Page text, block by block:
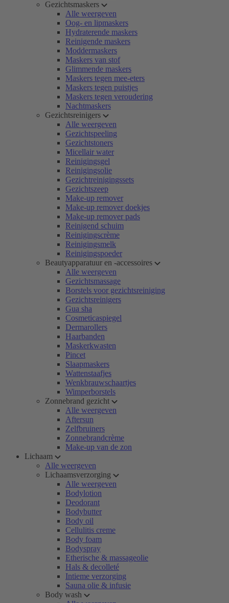
Gezichtsmaskers
Alle weergeven
Oog- en lipmaskers
Hydraterende maskers
Reinigende maskers
Moddermaskers
Maskers van stof
Glimmende maskers
Maskers tegen mee-eters
Maskers tegen puistjes
Maskers tegen veroudering
Nachtmaskers
Gezichtsreinigers
Alle weergeven
Gezichtspeeling
Gezichtstoners
Micellair water
Reinigingsgel
Reinigingsolie
Gezichtreinigingssets
Gezichtszeep
Make-up remover
Make-up remover doekjes
Make-up remover pads
Reinigend schuim
Reinigingscrème
Reinigingsmelk
Reinigingspoeder
Beautyapparatuur en -accessoires
Alle weergeven
Gezichtsmassage
Borstels voor gezichtsreiniging
Gezichtsreinigers
Gua sha
Cosmeticaspiegel
Dermarollers
Haarbanden
Maskerkwasten
Pincet
Slaapmaskers
Wattenstaafjes
Wenkbrauwschaartjes
Wimperborstels
Zonnebrand gezicht
Alle weergeven
Aftersun
Zelfbruiners
Zonnebrandcrème
Make-up van de zon
Lichaam
Alle weergeven
Lichaamsverzorging
Alle weergeven
Bodylotion
Deodorant
Bodybutter
Body oil
Cellulitis creme
Body foam
Bodyspray
Etherische & massageolie
Hals & decolleté
Intieme verzorging
Sauna olie & infusie
Body wash